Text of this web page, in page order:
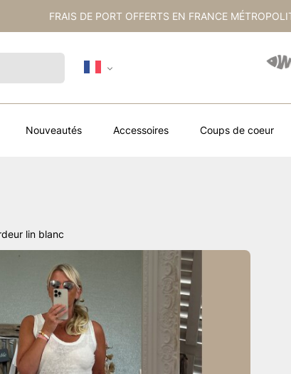
FRAIS DE PORT OFFERTS EN FRANCE
Nouveautés Accessoires Coups de coeur
lin blanc